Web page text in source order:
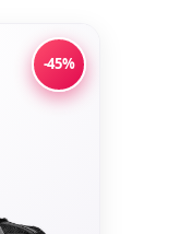
-45%